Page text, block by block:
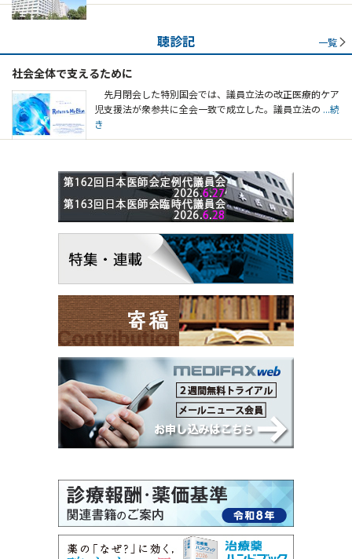
聴診記 一覧
社会全体で支えるために
先月閉会した特別国会では、議員立法の改正医療的ケア
児支援法が衆参共に全会一致で成立した。議員立法の ...続
き